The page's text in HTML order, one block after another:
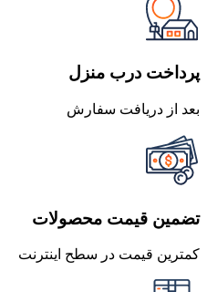
پرداخت درب منزل
بعد از دریافت سفارش
تضمین قیمت محصولات
کمترین قیمت در سطح اینترنت